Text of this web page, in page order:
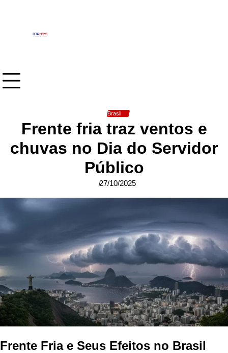
Brasil
Frente fria traz ventos e
chuvas no Dia do Servidor
Público
27/10/2025
Frente Fria e Seus Efeitos no Brasil